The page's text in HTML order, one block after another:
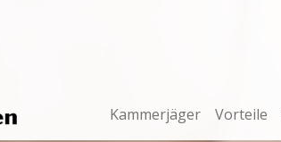
Kammerjäger Vorteile